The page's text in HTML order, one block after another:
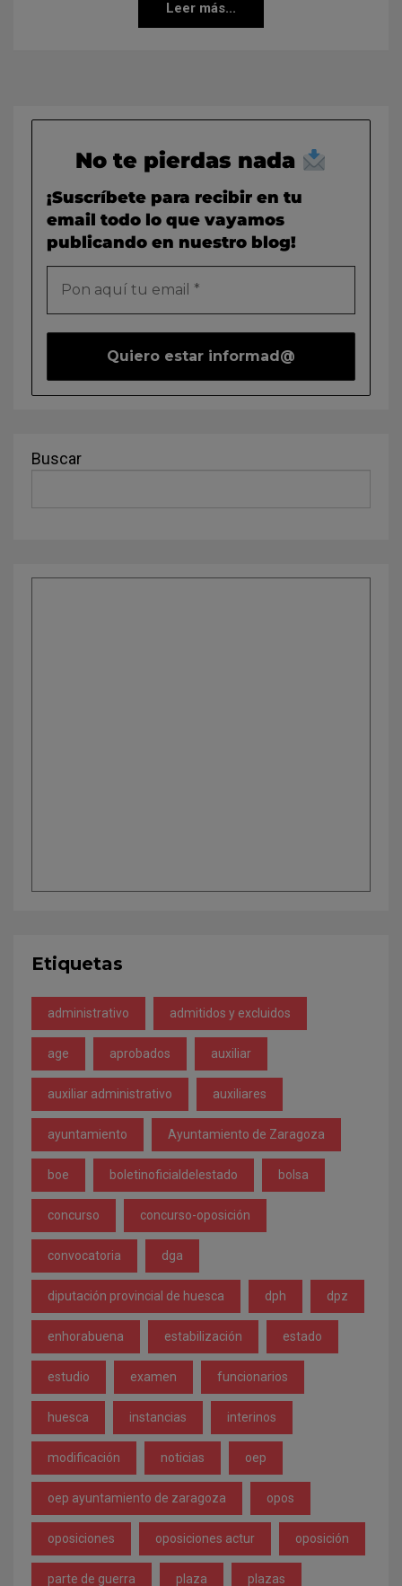
Leer más...
No te pierdas nada
¡Suscríbete para recibir en tu
email todo lo que vayamos
publicando en nuestro blog!
Buscar
Etiquetas
administrativo admitidos y excluidos
age aprobados auxiliar
auxiliar administrativo auxiliares
ayuntamiento Ayuntamiento de Zaragoza
boe boletinoficialdelestado bolsa
concurso concurso-oposición
convocatoria dga
diputación provincial de huesca dph dpz
enhorabuena estabilización estado
estudio examen funcionarios
huesca instancias interinos
modificación noticias oep
oep ayuntamiento de zaragoza opos
oposiciones oposiciones actur oposición
parte de guerra plaza plazas